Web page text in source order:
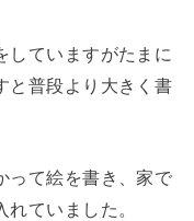
していますがたまに
と普段より大きく書
って絵を書き、家で
ていました。